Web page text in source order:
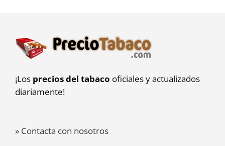
¡Los precios del tabaco oficiales y actualizados
diariamente!
» Contacta con nosotros